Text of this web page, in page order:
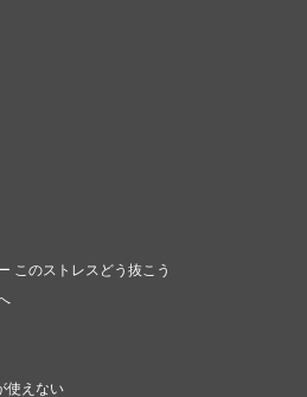
このストレスどう抜こう
使えない